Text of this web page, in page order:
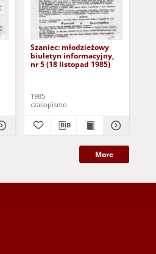
Szaniec: młodzieżowy
biuletyn informacyjny,
nr 5 (18 listopad 1985)
1985
czasopismo
More